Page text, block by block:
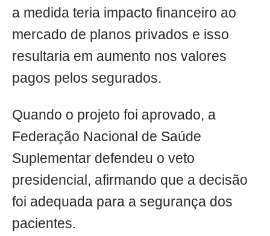
a medida teria impacto financeiro ao
mercado de planos privados e isso
resultaria em aumento nos valores
pagos pelos segurados.
Quando o projeto foi aprovado, a
Federação Nacional de Saúde
Suplementar defendeu o veto
presidencial, afirmando que a decisão
foi adequada para a segurança dos
pacientes.